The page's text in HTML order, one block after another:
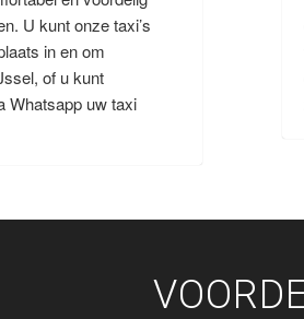
U kunt onze taxi’s
in en om
of u kunt
Whatsapp uw taxi